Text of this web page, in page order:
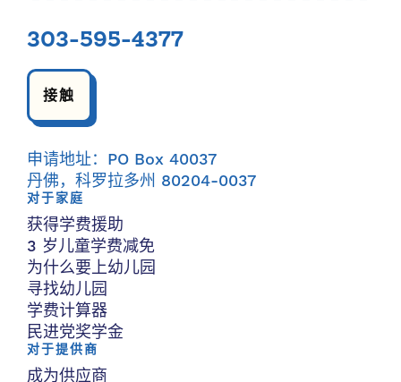
303-595-4377
接触
申请地址：PO Box 40037
丹佛，科罗拉多州 80204-0037
对于家庭
获得学费援助
3 岁儿童学费减免
为什么要上幼儿园
寻找幼儿园
学费计算器
民进党奖学金
对于提供商
成为供应商